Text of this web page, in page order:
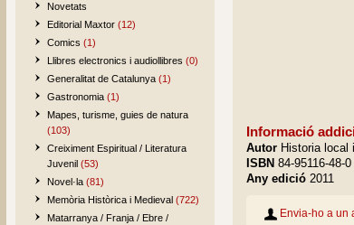
Novetats
Editorial Maxtor (12)
Comics (1)
Llibres electronics i audiollibres (0)
Generalitat de Catalunya (1)
Gastronomia (1)
Mapes, turisme, guies de natura
(103)
Creiximent Espiritual / Literatura
Juvenil (53)
Novel·la (81)
Memòria Històrica i Medieval (722)
Matarranya / Franja / Ebre /
Informació
Autor Historia local
ISBN 84-95116-48-0
Any edició 2011
Envia-ho a un